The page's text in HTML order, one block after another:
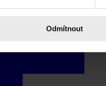
Odmítnout